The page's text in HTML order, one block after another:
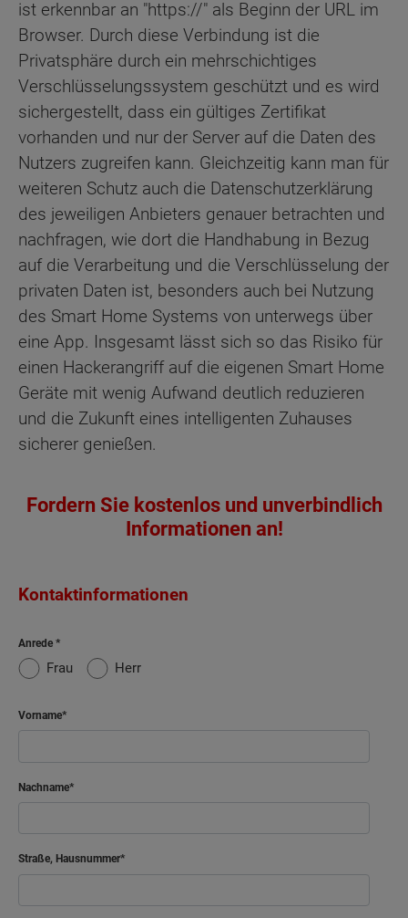
ist erkennbar an "https://" als Beginn der URL im
Browser. Durch diese Verbindung ist die
Privatsphäre durch ein mehrschichtiges
Verschlüsselungssystem geschützt und es wird
sichergestellt, dass ein gültiges Zertifikat
vorhanden und nur der Server auf die Daten des
Nutzers zugreifen kann. Gleichzeitig kann man für
weiteren Schutz auch die Datenschutzerklärung
des jeweiligen Anbieters genauer betrachten und
nachfragen, wie dort die Handhabung in Bezug
auf die Verarbeitung und die Verschlüsselung der
privaten Daten ist, besonders auch bei Nutzung
des Smart Home Systems von unterwegs über
eine App. Insgesamt lässt sich so das Risiko für
einen Hackerangriff auf die eigenen Smart Home
Geräte mit wenig Aufwand deutlich reduzieren
und die Zukunft eines intelligenten Zuhauses
sicherer genießen.
Fordern Sie kostenlos und unverbindlich
Informationen an!
Kontaktinformationen
Anrede
Frau Herr
Vorname
Nachname
Straße, Hausnummer